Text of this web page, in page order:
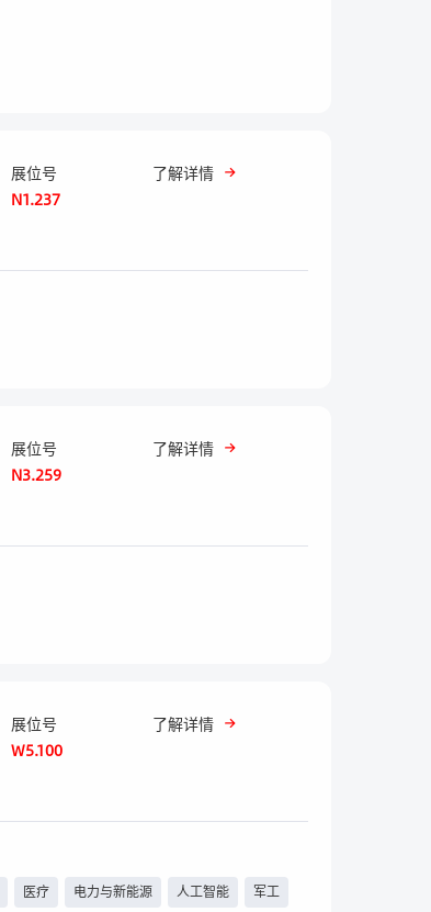
展位号
N1.237
了解详情
展位号
N3.259
了解详情
展位号
W5.100
了解详情
医疗 电力与新能源 人工智能
军工